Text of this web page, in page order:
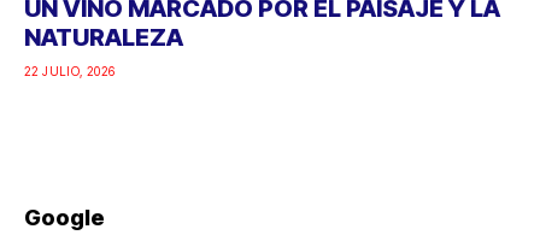
UN VINO MARCADO POR EL PAISAJE Y LA
NATURALEZA
22 JULIO, 2026
Google